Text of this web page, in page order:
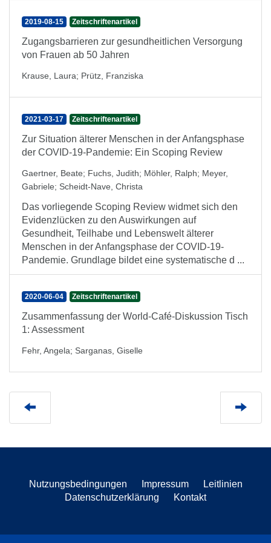
2019-08-15 Zeitschriftenartikel
Zugangsbarrieren zur gesundheitlichen Versorgung
von Frauen ab 50 Jahren
Krause, Laura; Prütz, Franziska
2021-03-17 Zeitschriftenartikel
Zur Situation älterer Menschen in der Anfangsphase
der COVID-19-Pandemie: Ein Scoping Review
Gaertner, Beate; Fuchs, Judith; Möhler, Ralph; Meyer,
Gabriele; Scheidt-Nave, Christa
Das vorliegende Scoping Review widmet sich den
Evidenzlücken zu den Auswirkungen auf
Gesundheit, Teilhabe und Lebenswelt älterer
Menschen in der Anfangsphase der COVID-19-
Pandemie. Grundlage bildet eine systematische d ...
2020-06-04 Zeitschriftenartikel
Zusammenfassung der World-Café-Diskussion Tisch
1: Assessment
Fehr, Angela; Sarganas, Giselle
Nutzungsbedingungen Impressum
Leitlinien
Datenschutzerklärung
Kontakt